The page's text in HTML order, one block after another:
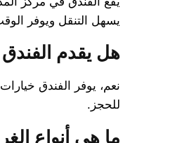
يسهل التنقل ويوفر
هل يقدم
نعم، يوفر الفندق
للحجز.
ما هي أنواع